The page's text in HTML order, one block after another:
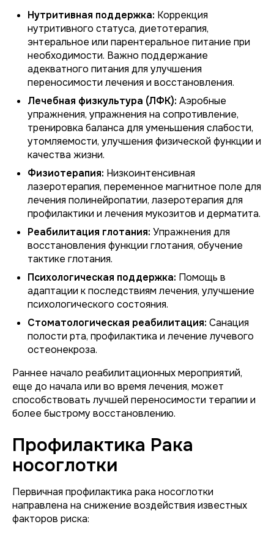
Нутритивная поддержка: Коррекция
нутритивного статуса, диетотерапия,
энтеральное или парентеральное питание при
необходимости. Важно поддержание
адекватного питания для улучшения
переносимости лечения и восстановления.
Лечебная физкультура (ЛФК): Аэробные
упражнения, упражнения на сопротивление,
тренировка баланса для уменьшения слабости,
утомляемости, улучшения физической функции и
качества жизни.
Физиотерапия: Низкоинтенсивная
лазеротерапия, переменное магнитное поле для
лечения полинейропатии, лазеротерапия для
профилактики и лечения мукозитов и дерматита.
Реабилитация глотания: Упражнения для
восстановления функции глотания, обучение
тактике глотания.
Психологическая поддержка: Помощь в
адаптации к последствиям лечения, улучшение
психологического состояния.
Стоматологическая реабилитация: Санация
полости рта, профилактика и лечение лучевого
остеонекроза.
Раннее начало реабилитационных мероприятий,
еще до начала или во время лечения, может
способствовать лучшей переносимости терапии и
более быстрому восстановлению.
Профилактика Рака
носоглотки
Первичная профилактика рака носоглотки
направлена на снижение воздействия известных
факторов риска: